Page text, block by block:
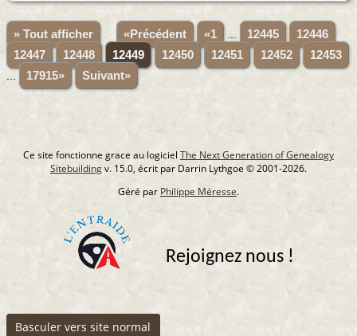
» Tout afficher «Précédent «1 12445
12446
12447
12448 12449 12450 12451 12452
12453
17915» Suivant»
Ce site fonctionne grace au logiciel The Next Generation of Genealogy
Sitebuildingv. 15.0, écrit par Darrin Lythgoe © 2001-2026.
Géré par Philippe Méresse.
Rejoignez nous !
Basculer vers site normal